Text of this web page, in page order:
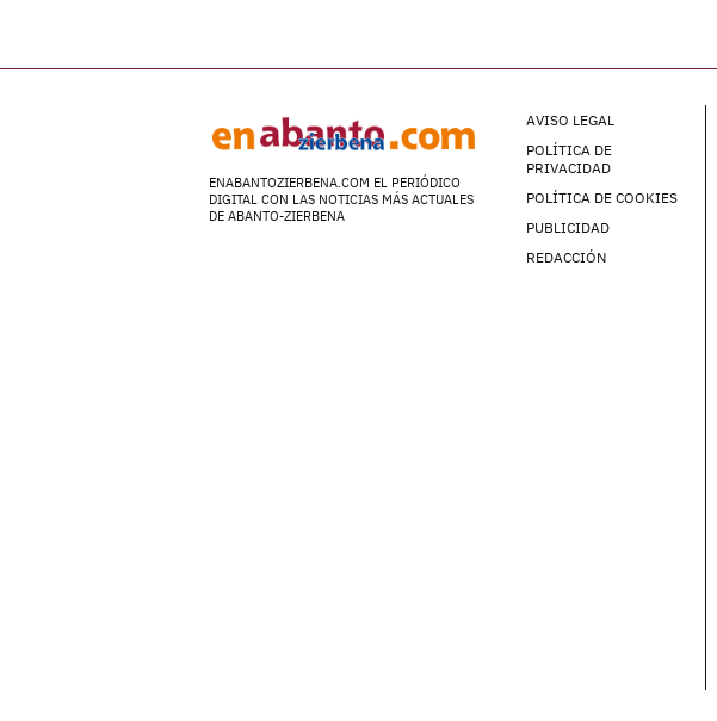
ENABANTOZIERBENA.COM EL PERIÓDICO
DIGITAL CON LAS NOTICIAS MÁS ACTUALES
DE ABANTO-ZIERBENA
AVISO LEGAL
POLÍTICA DE
PRIVACIDAD
POLÍTICA DE COOKIES
PUBLICIDAD
REDACCIÓN